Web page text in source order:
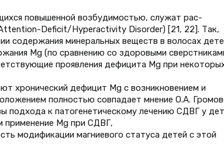
повышенной возбудимостью, служат рас-
Deficit/Hyperactivity Disorder) [21, 22]. Так,
содержания минеральных веществ в волосах
Mg (по сравнению со здоровыми
проявления дефицита Mg при
хронический дефицит Mg с возникновением и
полностью совпадает мнение О.А.
подхода к патогенетическому лечению СДВГ у
применение Mg при СДВГ,
модификации магниевого статуса детей с этой